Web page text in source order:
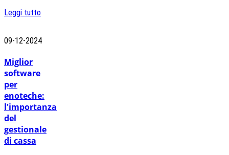
Leggi tutto
09-12-2024
Miglior
software
per
enoteche:
l'importanza
del
gestionale
di cassa